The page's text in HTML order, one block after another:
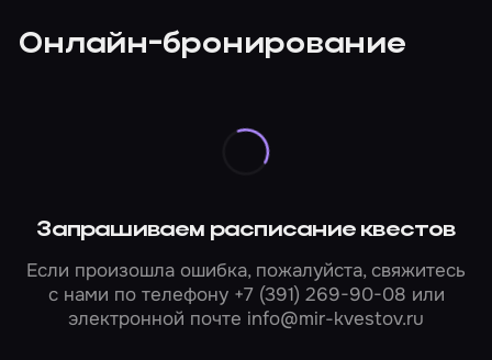
Онлайн-бронирование
Запрашиваем расписание квестов
Если произошла ошибка, пожалуйста, свяжитесь
с нами по телефону +7 (391) 269-90-08 или
электронной почте info@mir-kvestov.ru